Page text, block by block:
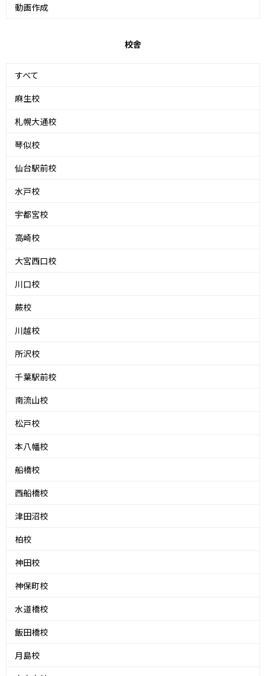
動画作成
校舎
すべて
麻生校
札幌大通校
琴似校
仙台駅前校
水戸校
宇都宮校
高崎校
大宮西口校
川口校
蕨校
川越校
所沢校
千葉駅前校
南流山校
松戸校
本八幡校
船橋校
西船橋校
津田沼校
柏校
神田校
神保町校
水道橋校
飯田橋校
月島校